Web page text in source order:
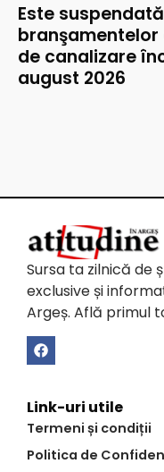
Este
de canalizare
august 2026
Sursa ta zilnică de
exclusive și
Argeș. Află primul
Link-uri utile
Termeni și condiții
Politica de